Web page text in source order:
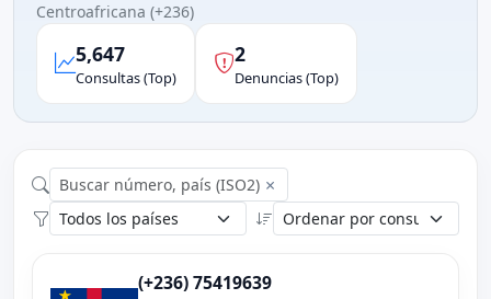
Centroafricana (+236)
5,647
Consultas (Top)
2
Denuncias (Top)
×
(+236) 75419639